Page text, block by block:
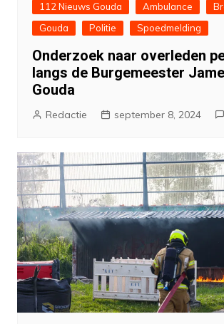
112 Nieuws Gouda Ambulance
Gouda
Politie Spoedmelding
Onderzoek naar overleden
langs de Burgemeester
Gouda
Redactie september 8, 2024